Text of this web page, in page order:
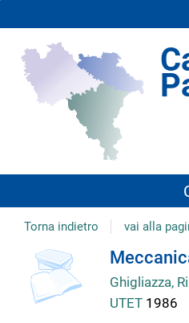
Torna indietro vai alla
Dettaglio
del
Ghigliazza,
UTET 1986